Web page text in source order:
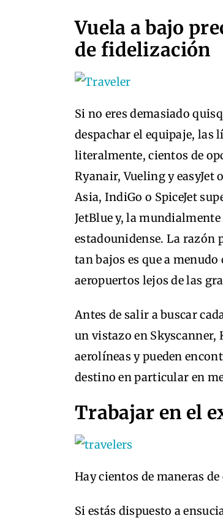
Vuela a bajo
de fidelización
Si no eres demasiado
despachar el equipaje, las
literalmente, cientos de
Ryanair, Vueling y easyJet
Asia, IndiGo o SpiceJet
JetBlue y, la
estadounidense. La razón
tan bajos es que a
aeropuertos lejos de las
Antes de salir a buscar
un vistazo en Skyscanner,
aerolíneas y pueden
destino en particular en
Trabajar en el
Hay cientos de maneras
Si estás dispuesto a